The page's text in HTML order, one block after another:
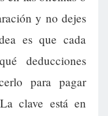
y no dejes
es que cada
deducciones
para pagar
clave está en